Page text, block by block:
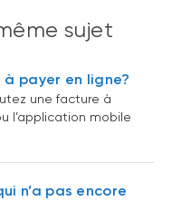
sujet
payer en ligne?
une facture à
l’application mobile
n’a pas encore